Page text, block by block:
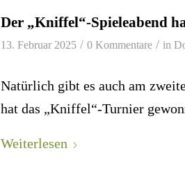
Der „Kniffel“-Spieleabend
13. Februar 2025 / 0 Kommentare / in
Natürlich gibt es auch am
hat das „Kniffel“-Turnier
Weiterlesen